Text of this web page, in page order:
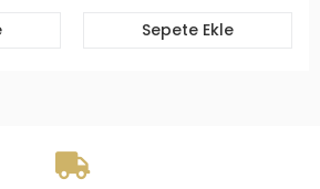
Sepete Ekle